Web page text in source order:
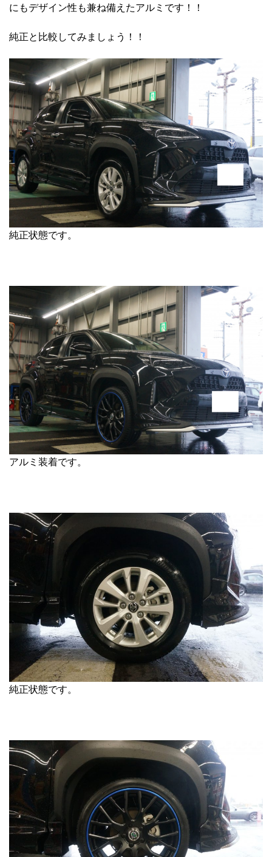
にもデザイン性も兼ね備えたアルミです！！
純正と比較してみましょう！！
純正状態です。
アルミ装着です。
純正状態です。